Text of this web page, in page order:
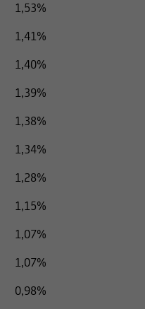
1,53%
1,41%
1,40%
1,39%
1,38%
1,34%
1,28%
1,15%
1,07%
1,07%
0,98%